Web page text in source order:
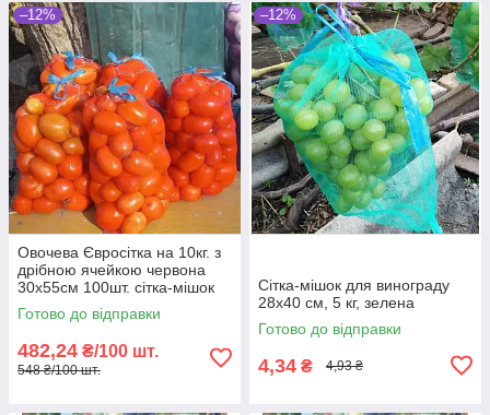
–12%
Овочева Євросітка на 10кг. з
дрібною ячейкою червона
30х55см 100шт. сітка-мішок
для овочів
Готово до відправки
482,24 ₴/100 шт.
548 ₴/100 шт.
–12%
Сітка-мішок для винограду
28х40 см, 5 кг, зелена
Готово до відправки
4,34 ₴ 4,93 ₴